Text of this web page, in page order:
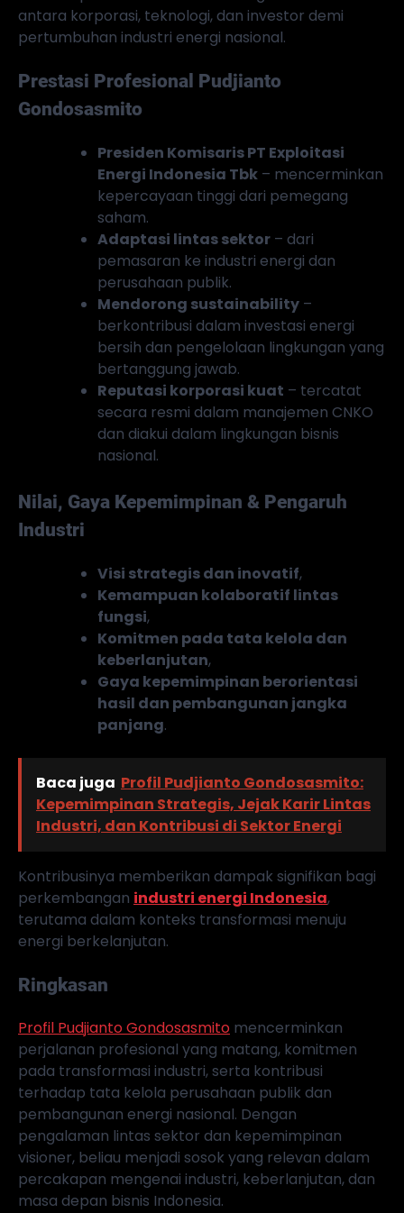
antara korporasi, teknologi, dan investor demi
pertumbuhan industri energi nasional.
Prestasi Profesional Pudjianto
Gondosasmito
Presiden Komisaris PT Exploitasi
Energi Indonesia Tbk – mencerminkan
kepercayaan tinggi dari pemegang
saham.
Adaptasi lintas sektor – dari
pemasaran ke industri energi dan
perusahaan publik.
Mendorong sustainability –
berkontribusi dalam investasi energi
bersih dan pengelolaan lingkungan yang
bertanggung jawab.
Reputasi korporasi kuat – tercatat
secara resmi dalam manajemen CNKO
dan diakui dalam lingkungan bisnis
nasional.
Nilai, Gaya Kepemimpinan & Pengaruh
Industri
Visi strategis dan inovatif,
Kemampuan kolaboratif lintas
fungsi,
Komitmen pada tata kelola dan
keberlanjutan,
Gaya kepemimpinan berorientasi
hasil dan pembangunan jangka
panjang.
Baca juga Profil Pudjianto Gondosasmito:
Kepemimpinan Strategis, Jejak Karir Lintas
Industri, dan Kontribusi di Sektor Energi
Kontribusinya memberikan dampak signifikan bagi
perkembangan industri energi Indonesia,
terutama dalam konteks transformasi menuju
energi berkelanjutan.
Ringkasan
Profil Pudjianto Gondosasmito mencerminkan
perjalanan profesional yang matang, komitmen
pada transformasi industri, serta kontribusi
terhadap tata kelola perusahaan publik dan
pembangunan energi nasional. Dengan
pengalaman lintas sektor dan kepemimpinan
visioner, beliau menjadi sosok yang relevan dalam
percakapan mengenai industri, keberlanjutan, dan
masa depan bisnis Indonesia.